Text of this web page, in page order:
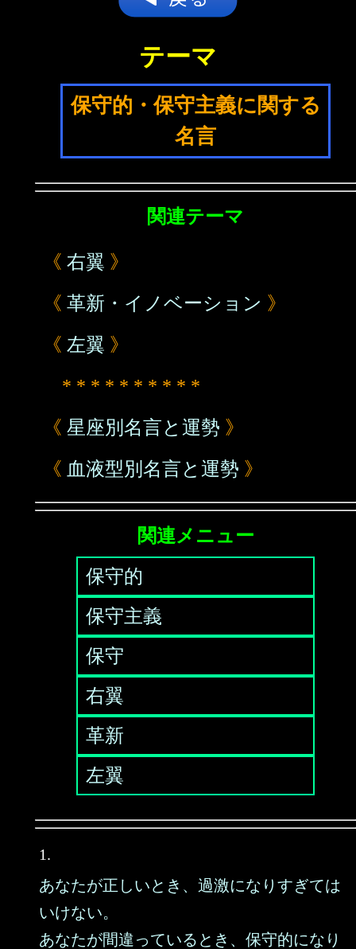
テーマ
保守的・保守主義に関する
名言
関連テーマ
《 右翼 》
《 革新・イノベーション 》
《 左翼 》
* * * * * * * * * *
《 星座別名言と運勢 》
《 血液型別名言と運勢 》
関連メニュー
保守的
保守主義
保守
右翼
革新
左翼
1.
あなたが正しいとき、過激になりすぎては
いけない。
あなたが間違っているとき、保守的になり